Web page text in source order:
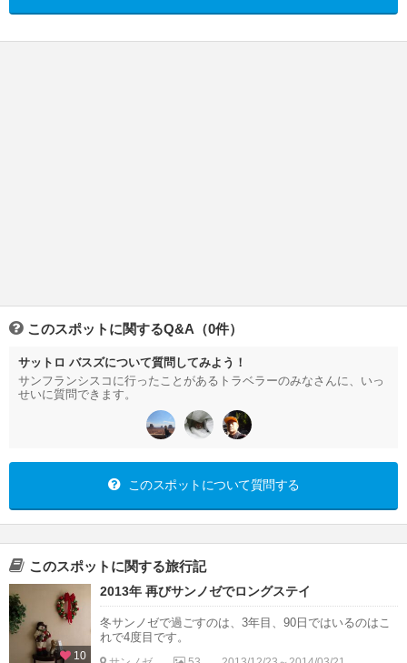
このスポットに関するQ&A（0件）
サットロ バスズについて質問してみよう！
サンフランシスコに行ったことがあるトラベラーのみなさんに、いっ
せいに質問できます。
このスポットについて質問する
このスポットに関する旅行記
10
2013年 再びサンノゼでロングステイ
冬サンノゼで過ごすのは、3年目、90日ではいるのはこ
れで4度目です。